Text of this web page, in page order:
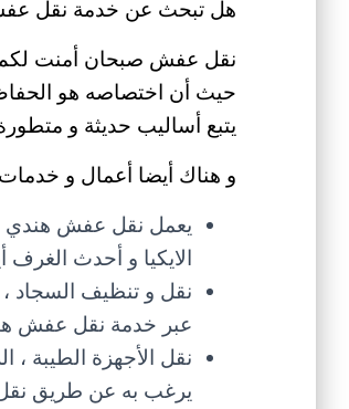
هل تبحث عن خدمة نقل
نقل عفش صبحان أمنت لكم
حيث أن اختصاصه هو
يتبع أساليب حديثة و
و هناك أيضا أعمال و
يعمل نقل عفش هندي
الايكيا و أحدث الغرف
نقل و تنظيف السجاد
عبر خدمة نقل عفش
نقل الأجهزة الطيبة ،
يرغب به عن طريق